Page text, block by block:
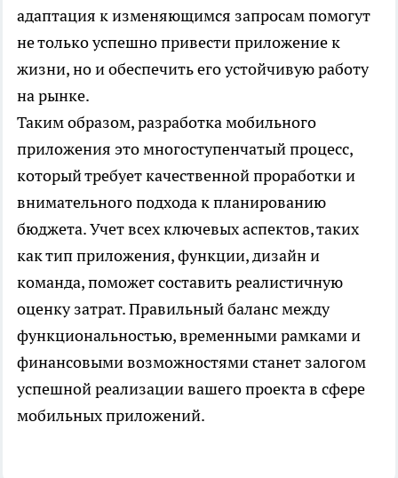
адаптация к изменяющимся запросам помогут
не только успешно привести приложение к
жизни, но и обеспечить его устойчивую работу
на рынке.
Таким образом, разработка мобильного
приложения это многоступенчатый процесс,
который требует качественной проработки и
внимательного подхода к планированию
бюджета. Учет всех ключевых аспектов, таких
как тип приложения, функции, дизайн и
команда, поможет составить реалистичную
оценку затрат. Правильный баланс между
функциональностью, временными рамками и
финансовыми возможностями станет залогом
успешной реализации вашего проекта в сфере
мобильных приложений.